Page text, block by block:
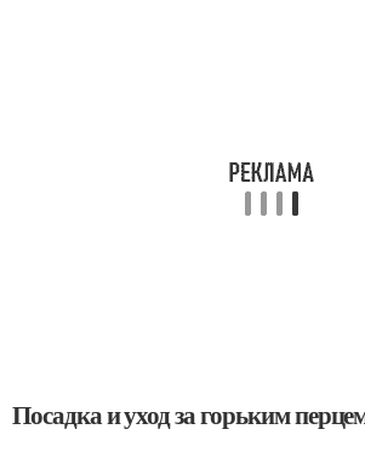
Посадка и уход за горьким